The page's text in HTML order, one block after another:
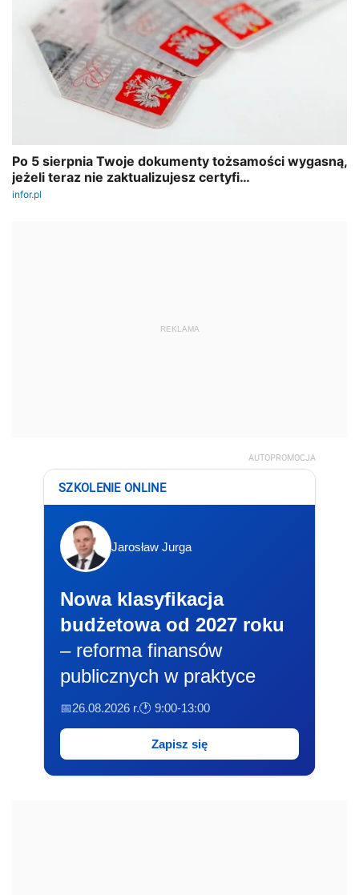
REKLAMA
AUTOPROMOCJA
SZKOLENIE ONLINE
Jarosław Jurga
Nowa klasyfikacja
budżetowa od 2027 roku
– reforma finansów
publicznych w praktyce
📅26.08.2026 r.🕐 9:00-13:00
Zapisz się